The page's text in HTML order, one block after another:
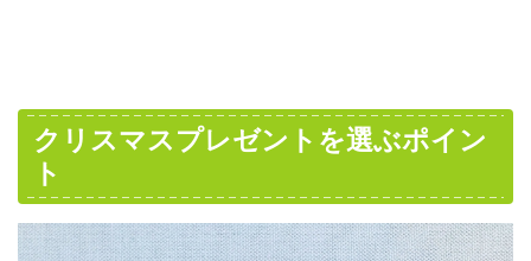
クリスマスプレゼントを選ぶポイン
ト